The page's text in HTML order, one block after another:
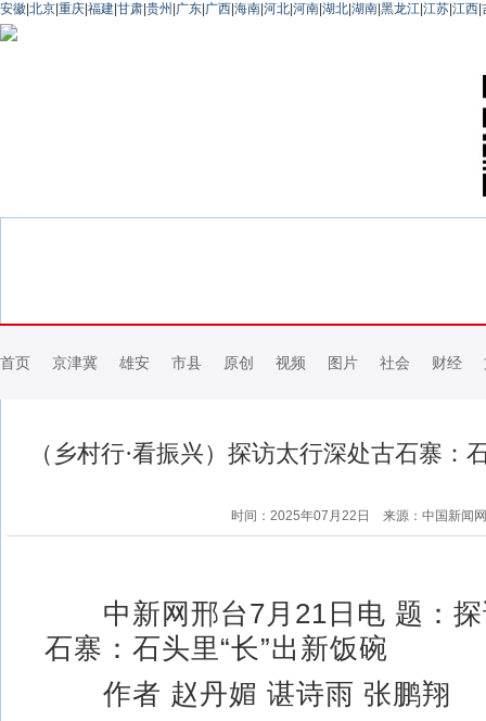
安徽 北京 重庆 福建 甘肃 贵州 广东 广西 海南 河北 河南 湖北 湖南 黑龙江 江苏 江西
首页 京津冀 雄安 市县 原创 视频 图片 社会 财经
（乡村行·看振兴）探访太行深处古石寨：
时间：2025年07月22日 来源：中国新闻网
中新网邢台7月21日电 题：探
石寨：石头里“长”出新饭碗
作者 赵丹媚 谌诗雨 张鹏翔